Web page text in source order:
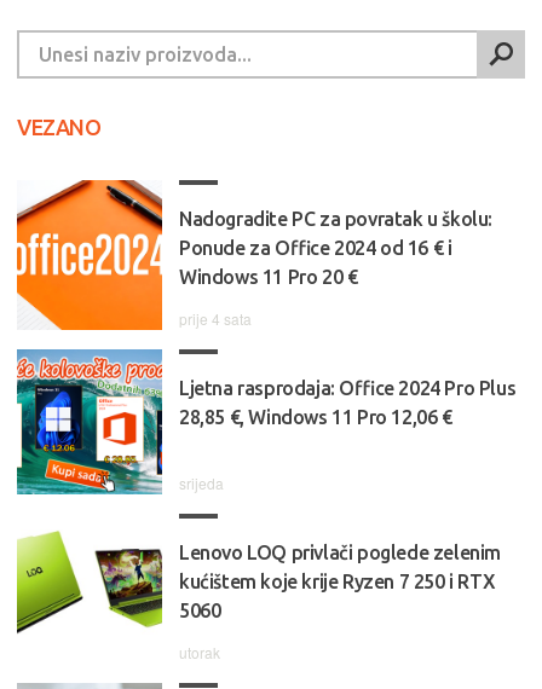
VEZANO
Nadogradite PC za povratak u školu:
Ponude za Office 2024 od 16 € i
Windows 11 Pro 20 €
prije 4 sata
Ljetna rasprodaja: Office 2024 Pro Plus
28,85 €, Windows 11 Pro 12,06 €
srijeda
Lenovo LOQ privlači poglede zelenim
kućištem koje krije Ryzen 7 250 i RTX
5060
utorak